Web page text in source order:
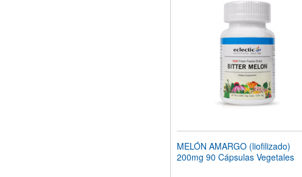
MELÓN AMARGO (liofilizado)
200mg 90 Cápsulas Vegetales